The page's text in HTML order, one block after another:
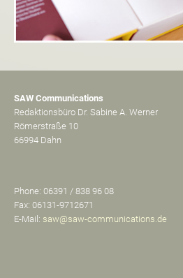
SAW Communications
Redaktionsbüro Dr. Sabine A. Werner
Römerstraße 10
66994 Dahn
Phone: 06391 / 838 96 08
Fax: 06131-9712671
E-Mail: saw@saw-communications.de